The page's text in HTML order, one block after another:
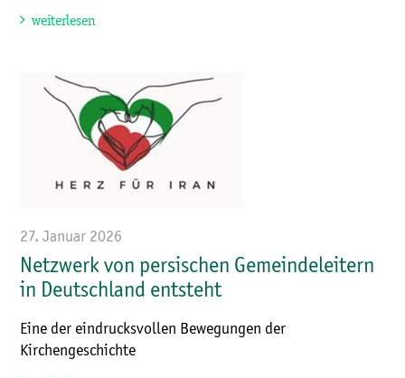
weiterlesen
27. Januar 2026
Netzwerk von persischen Gemeindeleitern
in Deutschland entsteht
Eine der eindrucksvollen Bewegungen der
Kirchengeschichte